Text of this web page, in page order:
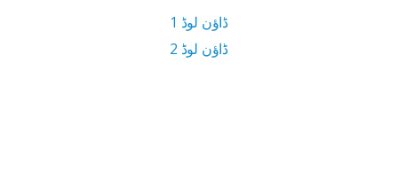
ڈاؤن لوڈ 1
ڈاؤن لوڈ 2